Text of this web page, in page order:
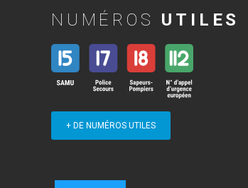
NUMÉROS UTILES
+ DE NUMÉROS UTILES